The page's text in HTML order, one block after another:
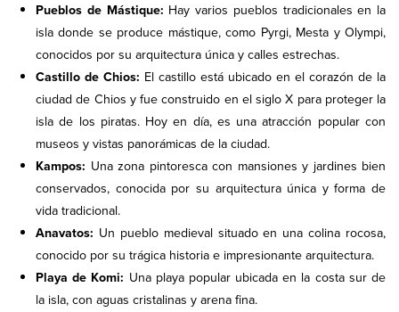
Pueblos de Mástique: Hay varios pueblos tradicionales en la
isla donde se produce mástique, como Pyrgi, Mesta y Olympi,
conocidos por su arquitectura única y calles estrechas.
Castillo de Chios: El castillo está ubicado en el corazón de la
ciudad de Chios y fue construido en el siglo X para proteger la
isla de los piratas. Hoy en día, es una atracción popular con
museos y vistas panorámicas de la ciudad.
Kampos: Una zona pintoresca con mansiones y jardines bien
conservados, conocida por su arquitectura única y forma de
vida tradicional.
Anavatos: Un pueblo medieval situado en una colina rocosa,
conocido por su trágica historia e impresionante arquitectura.
Playa de Komi: Una playa popular ubicada en la costa sur de
la isla, con aguas cristalinas y arena fina.